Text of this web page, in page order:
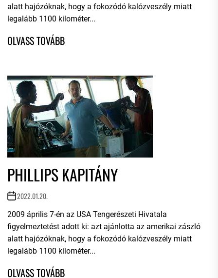
alatt hajózóknak, hogy a fokozódó kalózveszély miatt
legalább 1100 kilométer...
PHILLIPS KAPITÁNY
2022.01.20.
2009 április 7-én az USA Tengerészeti Hivatala
figyelmeztetést adott ki: azt ajánlotta az amerikai zászló
alatt hajózóknak, hogy a fokozódó kalózveszély miatt
legalább 1100 kilométer...